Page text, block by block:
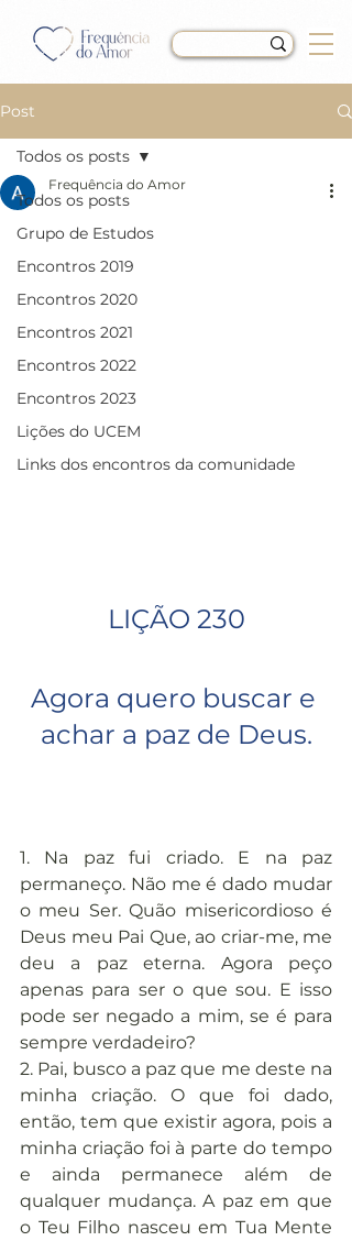
Post
Todos os posts
Grupo de Estudos
Encontros 2019
Encontros 2020
Encontros 2021
Encontros 2022
Encontros 2023
Lições do UCEM
Links dos encontros da comunidade
Todos os posts
LIÇÃO 230 do Livro de
Exercícios de “Um Curso
em Milagres” (UCEM)
Frequência do Amor
LIÇÃO 230
Agora quero buscar e
achar a paz de Deus.
1. Na paz fui criado. E na paz
permaneço. Não me é dado mudar
o meu Ser. Quão misericordioso é
Deus meu Pai Que, ao criar-me, me
deu a paz eterna. Agora peço
apenas para ser o que sou. E isso
pode ser negado a mim, se é para
sempre verdadeiro?
2. Pai, busco a paz que me deste na
minha criação. O que foi dado,
então, tem que existir agora, pois a
minha criação foi à parte do tempo
e ainda permanece além de
qualquer mudança. A paz em que
o Teu Filho nasceu em Tua Mente